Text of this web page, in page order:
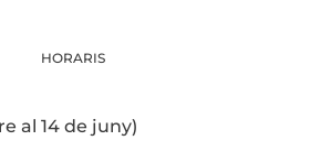
HORARIS
al 14 de juny)